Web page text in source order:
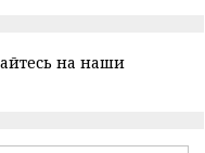
на наши